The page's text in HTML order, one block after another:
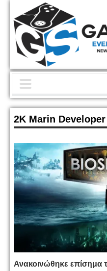
2K Marin
Ανακοινώθηκε επίσημα